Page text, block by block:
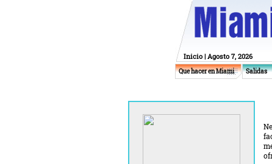
Inicio | Agosto 7, 2026
Que hacer en Miami Salidas